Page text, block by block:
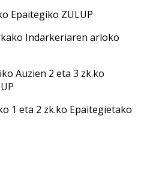
Epaitegiko ZULUP
Indarkeriaren arloko
Auzien 2 eta 3 zk.ko
1 eta 2 zk.ko Epaitegietako